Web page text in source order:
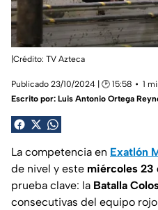
|Crédito: TV Azteca
Publicado 23/10/2024 | 🕑 15:58
1
Escrito por: Luis Antonio Ortega
La competencia en Exatlón
de nivel y este miércoles 23
prueba clave: la Batalla
consecutivas del equipo